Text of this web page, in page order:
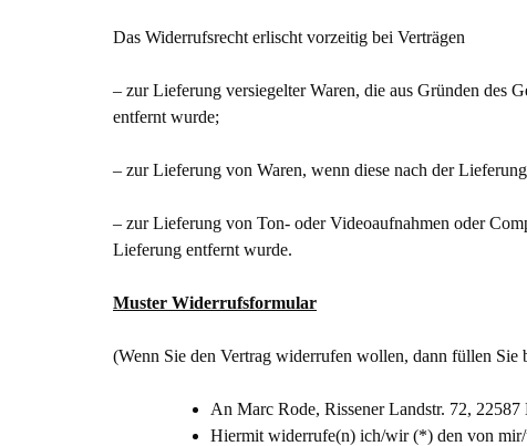
Das Widerrufsrecht erlischt vorzeitig bei Verträgen
– zur Lieferung versiegelter Waren, die aus Gründen des
entfernt wurde;
– zur Lieferung von Waren, wenn diese nach der
– zur Lieferung von Ton- oder Videoaufnahmen oder
Lieferung entfernt wurde.
Muster Widerrufsformular
(Wenn Sie den Vertrag widerrufen wollen, dann füllen Sie
An Marc Rode, Rissener Landstr. 72,
Hiermit widerrufe(n) ich/wir (*) den von mir/